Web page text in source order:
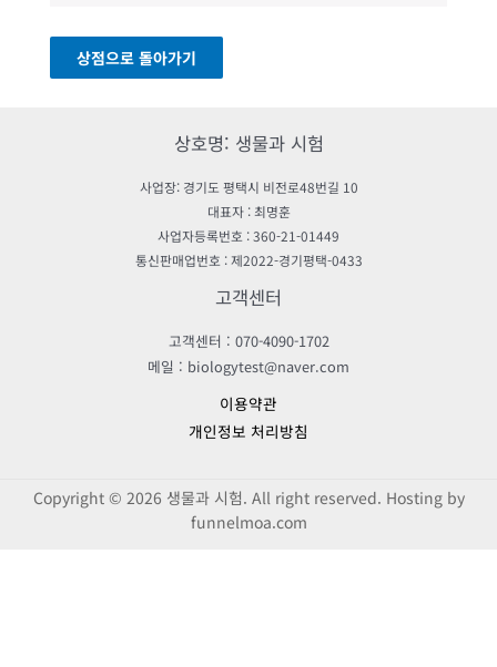
상점으로 돌아가기
상호명: 생물과 시험
사업장: 경기도 평택시 비전로48번길 10
대표자 : 최명훈
사업자등록번호 : 360-21-01449
통신판매업번호 : 제2022-경기평택-0433
고객센터
고객센터 : 070-4090-1702
메일 : biologytest@naver.com
이용약관
개인정보 처리방침
Copyright © 2026 생물과 시험. All right reserved. Hosting by
funnelmoa.com